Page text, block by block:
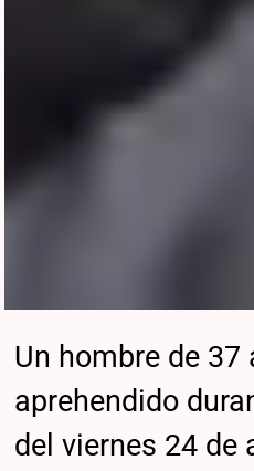
Un hombre de 37
aprehendido
del viernes 24 de